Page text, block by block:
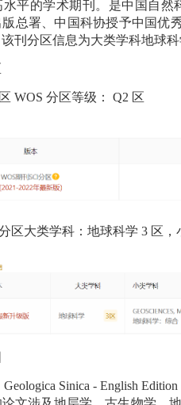
平的学术期刊。是中国自
总署、中国科协授予中国优
刊分区信息为大类学科地球科
WOS 分区等级： Q2 区
区大类学科：地球科学 3 区，
Geologica Sinica - English Edition